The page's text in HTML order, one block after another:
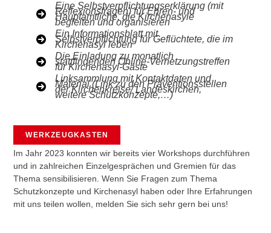
Eine Selbstverpflichtungserklärung (mit
Reflexionsfragen) für Ehren- und
Hauptamtliche, die Kirchenasyle
begleiten und organisieren
Ein Informationsblatt mit
Selbstverpflichtung für Geflüchtete, die im
Kirchenasyl leben
Die Einladung zu monatlich
stattfindenden Online-Vernetzungstreffen
für Kirchenasyl-Gäste
Linksammlung mit Kontaktdaten und
Material (Link zu den Präventionsstellen
der Kirchenkreise/ Landeskirchen,
weitere Schutzkonzepte,…)
WERKZEUGKASTEN
Im Jahr 2023 konnten wir bereits vier Workshops durchführen
und in zahlreichen Einzelgesprächen und Gremien für das
Thema sensibilisieren. Wenn Sie Fragen zum Thema
Schutzkonzepte und Kirchenasyl haben oder Ihre Erfahrungen
mit uns teilen wollen, melden Sie sich sehr gern bei uns!